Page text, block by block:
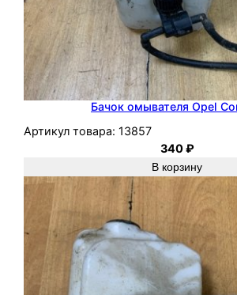
Бачок омывателя Opel
Артикул товара: 13857
340₽
В корзину